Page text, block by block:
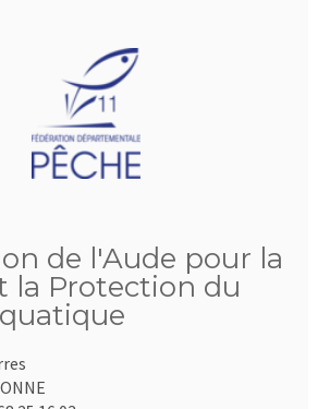
de l'Aude pour la
la Protection du